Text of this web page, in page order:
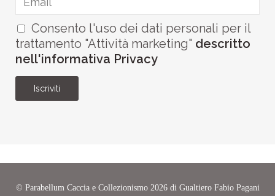
Consento l'uso dei dati personali per il
trattamento "Attività marketing" descritto
nell'informativa Privacy
Iscriviti
© Parabellum Caccia e Collezionismo2026 di Gualtiero Fabio Pagani